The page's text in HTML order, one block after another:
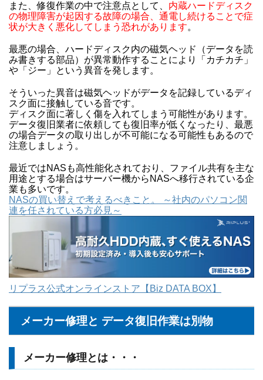
また、修復作業の中で注意点として、 内蔵ハードディスク
の物理障害が起因する故障の場合、通電し続けることで症
状が大きく悪化してしまう恐れがあります。
最悪の場合、ハードディスク内の磁気ヘッド（データを読
み書きする部品）が異常動作することにより「カチカチ」
や「ジー」という異音を発します。
そういった異音は磁気ヘッドがデータを記録しているディ
スク面に接触している音です。
ディスク面に著しく傷を入れてしまう可能性があります。
データ復旧業者に依頼しても復旧率が低くなったり、最悪
の場合データの取り出しが不可能になる可能性もあるので
注意しましょう。
最近ではNASも高性能化されており、ファイル共有を主な
用途とする場合はサーバー機からNASへ移行されている企
業も多いです。
NASの買い替えで考えるべきこと。 ～社内のパソコン関
連を任されている方必見～
リプラス公式オンラインストア【Biz DATA BOX】
メーカー修理と データ復旧作業は別物
メーカー修理とは・・・